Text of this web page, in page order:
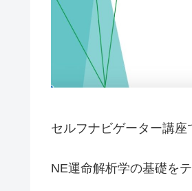
セルフナビゲーター講座
NE運命解析学の基礎を